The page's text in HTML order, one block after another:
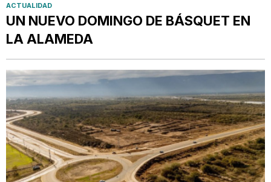
ACTUALIDAD
UN NUEVO DOMINGO DE BÁSQUET EN
LA ALAMEDA